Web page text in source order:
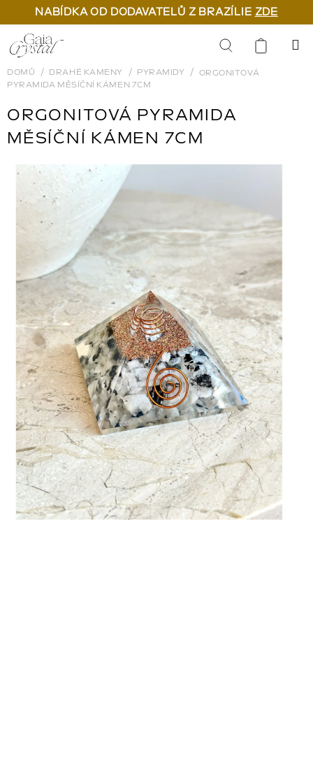
NABÍDKA OD DODAVATELŮ Z BRAZÍLIE ZDE
Přejít
na
obsah
Hledat
DOMŮ DRAHÉ KAMENY PYRAMIDY
ORGONITOVÁ
PYRAMIDA MĚSÍČNÍ KÁMEN 7CM
ORGONITOVÁ PYRAMIDA
MĚSÍČNÍ KÁMEN 7CM